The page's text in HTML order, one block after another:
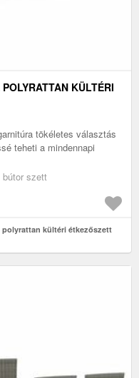
KÜLTÉRI
tökéletes választás
teheti a mindennapi
szett
kültéri étkezőszett